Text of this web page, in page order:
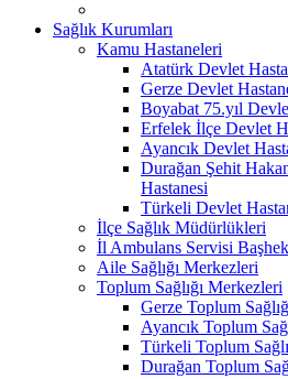
Sağlık Kurumları
Kamu Hastaneleri
Atatürk Devlet
Gerze Devlet
Boyabat 75.yıl
Erfelek İlçe Devlet
Ayancık Devlet
Durağan Şehit
Hastanesi
Türkeli Devlet
İlçe Sağlık Müdürlükleri
İl Ambulans Servisi
Aile Sağlığı Merkezleri
Toplum Sağlığı Merkezleri
Gerze Toplum
Ayancık Toplum
Türkeli Toplum
Durağan Toplum